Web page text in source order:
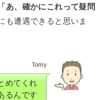
「あ、確かにこれって疑問
も遭遇できると思いま
Tomy
めてくれ
るんです